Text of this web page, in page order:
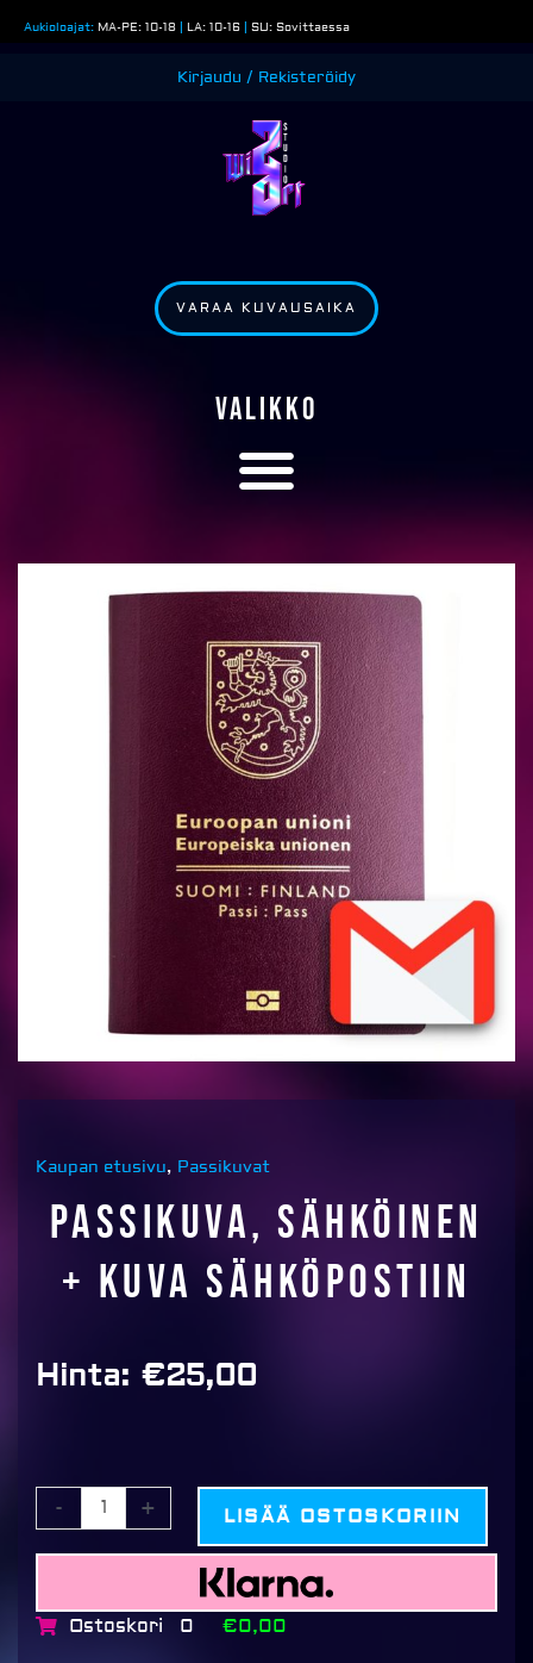
sisältöön
Aukioloajat: MA-PE: 10-18 | LA: 10-16 | SU: Sovittaessa
Kirjaudu / Rekisteröidy
VARAA KUVAUSAIKA
VALIKKO
Kaupan etusivu, Passikuvat
Passikuva, sähköinen
+ kuva sähköpostiin
Hinta: €25,00
-
Passikuva,
sähköinen
+
sähköpostiin
+ LISÄÄ OSTOSKORIIN
Ostoskori 0 €0,00